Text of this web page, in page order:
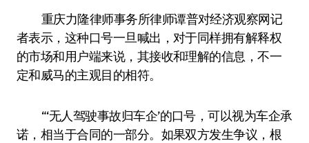
重庆力隆律师事务所律师谭普对经济观察网记
者表示，这种口号一旦喊出，对于同样拥有解释权
的市场和用户端来说，其接收和理解的信息，不一
定和威马的主观目的相符。
“‘无人驾驶事故归车企’的口号，可以视为车企承
诺，相当于合同的一部分。如果双方发生争议，根